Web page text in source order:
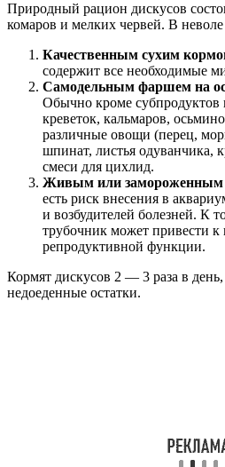
Природный рацион дискусов
комаров и мелких червей. В
Качественным сухим
содержит все необходимые
Самодельным фаршем на
Обычно кроме субпродуктов
креветок, кальмаров,
различные овощи (перец,
шпинат, листья одуванчика,
смеси для цихлид.
Живым или замороженным
есть риск внесения в
и возбудителей болезней. К
трубочник может привести
репродуктивной функции.
Кормят дискусов 2 — 3 раза в день,
недоеденные остатки.